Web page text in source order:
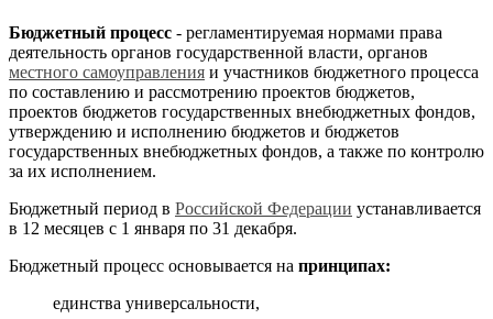
Бюджетный процесс - регламентируемая нормами права
деятельность органов государственной власти, органов
местного самоуправления и участников бюджетного про­цесса
по составлению и рассмотрению проектов бюджетов,
проектов бюджетов государственных внебюджетных фондов,
утверждению и ис­полнению бюджетов и бюджетов
государственных внебюджетных фон­дов, а также по контролю
за их исполнением.
Бюджетный период в Российской Федерации устанавливается
в 12 месяцев с 1 января по 31 декабря.
Бюджетный процесс основывается на принципах:
единства универсальности,